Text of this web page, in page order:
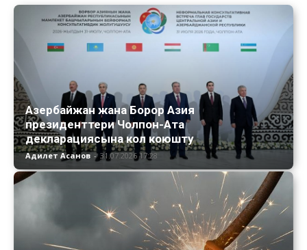
Азербайжан жана Борор Азия
президенттери Чолпон-Ата
декларациясына кол коюшту
Адилет Асанов - 31.07.2026 17:28